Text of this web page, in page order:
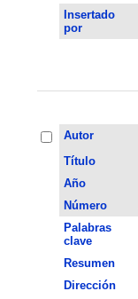
Insertado
por
Autor
Título
Año
Número
Palabras
clave
Resumen
Dirección